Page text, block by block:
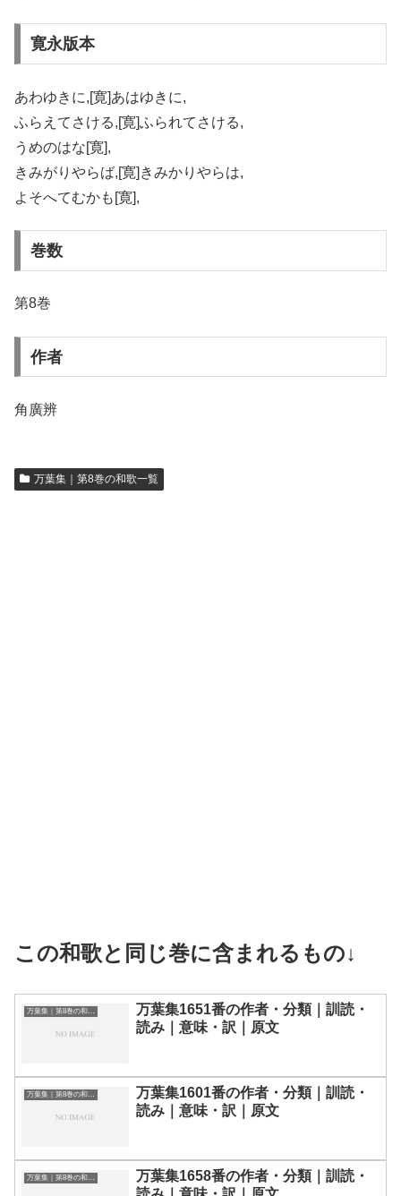
寛永版本
あわゆきに,[寛]あはゆきに,
ふらえてさける,[寛]ふられてさける,
うめのはな[寛],
きみがりやらば,[寛]きみかりやらは,
よそへてむかも[寛],
巻数
第8巻
作者
角廣辨
万葉集｜第8巻の和歌一覧
この和歌と同じ巻に含まれるもの↓
万葉集1651番の作者・分類｜訓読・
読み｜意味・訳｜原文
万葉集｜第8巻の和歌一覧
万葉集1601番の作者・分類｜訓読・
読み｜意味・訳｜原文
万葉集｜第8巻の和歌一覧
万葉集1658番の作者・分類｜訓読・